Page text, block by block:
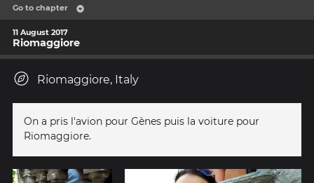
Go to chapter
11 August 2017
Riomaggiore
Riomaggiore, Italy
On a pris l'avion pour Gènes puis la voiture pour
Riomaggiore.